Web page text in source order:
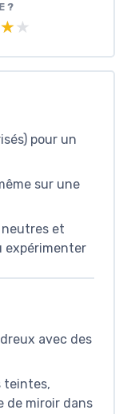
?
pour un
sur une
et
expérimenter
avec des
teintes,
de miroir dans